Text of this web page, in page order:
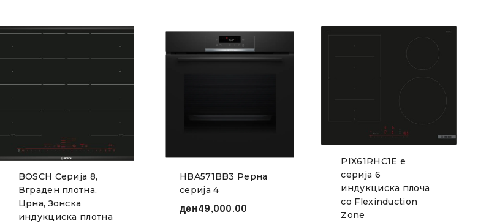
BOSCH Серија 8,
Вграден плотна,
Црна, Зонска
индукциска плотна
HBA571BB3 Рерна
серија 4
ден49,000.00
PIX61RHC1E е
серија 6
индукциска плоча
со Flexinduction
Zone